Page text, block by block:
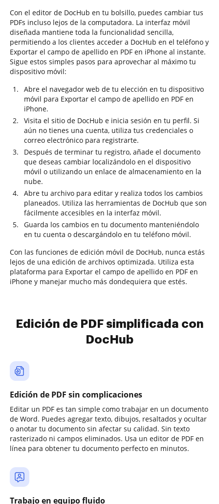
Con el editor de DocHub en tu bolsillo, puedes cambiar tus
PDFs incluso lejos de la computadora. La interfaz móvil
diseñada mantiene toda la funcionalidad sencilla,
permitiendo a los clientes acceder a DocHub en el teléfono y
Exportar el campo de apellido en PDF en iPhone al instante.
Sigue estos simples pasos para aprovechar al máximo tu
dispositivo móvil:
Abre el navegador web de tu elección en tu dispositivo
móvil para Exportar el campo de apellido en PDF en
iPhone.
Visita el sitio de DocHub e inicia sesión en tu perfil. Si
aún no tienes una cuenta, utiliza tus credenciales o
correo electrónico para registrarte.
Después de terminar tu registro, añade el documento
que deseas cambiar localizándolo en el dispositivo
móvil o utilizando un enlace de almacenamiento en la
nube.
Abre tu archivo para editar y realiza todos los cambios
planeados. Utiliza las herramientas de DocHub que son
fácilmente accesibles en la interfaz móvil.
Guarda los cambios en tu documento manteniéndolo
en tu cuenta o descargándolo en tu teléfono móvil.
Con las funciones de edición móvil de DocHub, nunca estás
lejos de una edición de archivos optimizada. Utiliza esta
plataforma para Exportar el campo de apellido en PDF en
iPhone y manejar mucho más dondequiera que estés.
Edición de PDF simplificada con
DocHub
Edición de PDF sin complicaciones
Editar un PDF es tan simple como trabajar en un documento
de Word. Puedes agregar texto, dibujos, resaltados y ocultar
o anotar tu documento sin afectar su calidad. Sin texto
rasterizado ni campos eliminados. Usa un editor de PDF en
línea para obtener tu documento perfecto en minutos.
Trabajo en equipo fluido